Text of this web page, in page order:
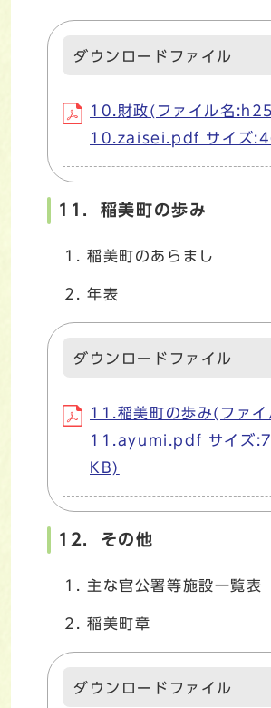
ダウンロードファイル
10.財政(ファイル名
10.zaisei.pdf サイズ
11．稲美町の歩み
稲美町のあらまし
年表
ダウンロードファイル
11.稲美町の歩み(ファ
11.ayumi.pdf サイズ
KB)
12．その他
主な官公署等施設一覧表
稲美町章
ダウンロードファイル